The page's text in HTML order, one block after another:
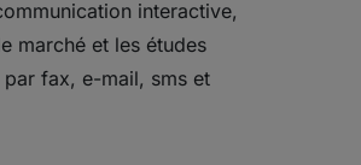
interactive,
marché et les études
par fax, e-mail, sms et